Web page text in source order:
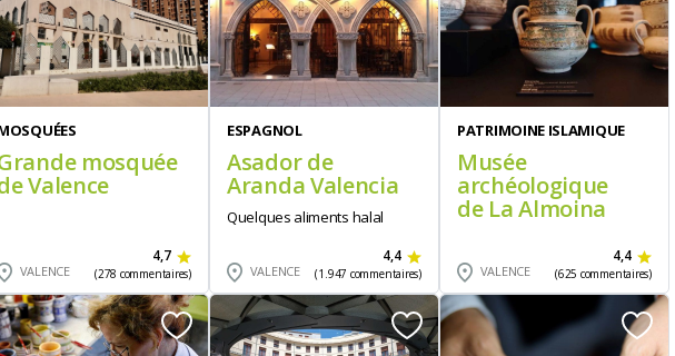
mosquée
Valence
VALENCE
4,7
(278 commentaires)
ESPAGNOL
Asador de
Aranda Valencia
Quelques aliments halal
VALENCE
4,4
(1.947 commentaires)
PATRIMOINE ISLAMIQUE
Musée
archéologique
de La Almoina
VALENCE
4,4
(625 commentaires)